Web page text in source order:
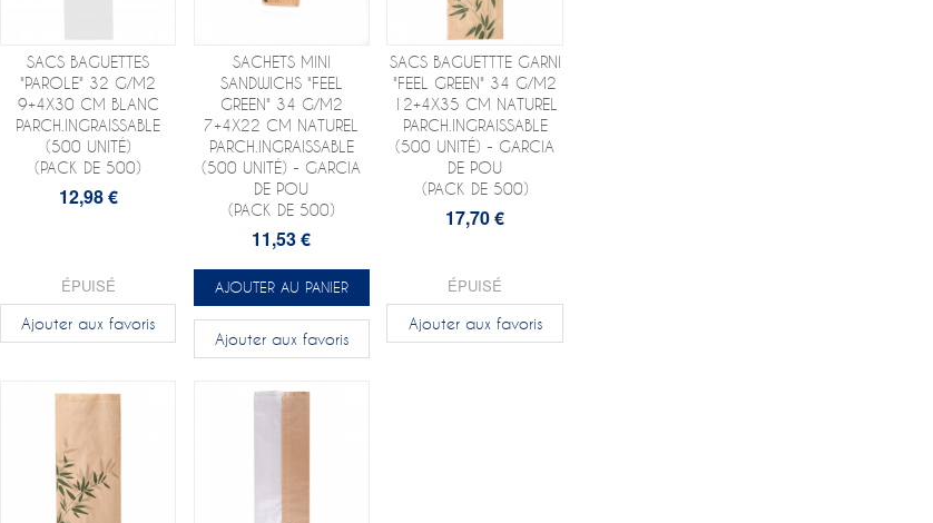
SACS BAGUETTES
"PAROLE" 32 G/M2
9+4X30 CM BLANC
PARCH.INGRAISSABLE
(500 UNITÉ)
(PACK DE 500)
12,98 €
ÉPUISÉ
Ajouter aux favoris
SACHETS MINI
SANDWICHS "FEEL
GREEN" 34 G/M2
7+4X22 CM NATUREL
PARCH.INGRAISSABLE
(500 UNITÉ) - GARCIA
DE POU
(PACK DE 500)
11,53 €
AJOUTER AU PANIER
Ajouter aux favoris
SACS BAGUETTTE GARNI
"FEEL GREEN" 34 G/M2
12+4X35 CM NATUREL
PARCH.INGRAISSABLE
(500 UNITÉ) - GARCIA
DE POU
(PACK DE 500)
17,70 €
ÉPUISÉ
Ajouter aux favoris